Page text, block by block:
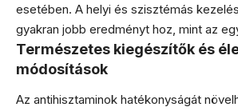
esetében. A helyi és szisztémás
gyakran jobb eredményt hoz, mint az
Természetes kiegészítők és
módosítások
Az antihisztaminok hatékonyságát